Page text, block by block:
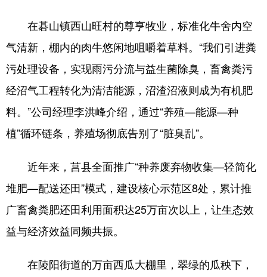
在碁山镇西山旺村的尊亨牧业，标准化牛舍内空
气清新，棚内的肉牛悠闲地咀嚼着草料。“我们引进粪
污处理设备，实现雨污分流与益生菌除臭，畜禽粪污
经沼气工程转化为清洁能源，沼渣沼液则成为有机肥
料。”公司经理李洪峰介绍，通过“养殖—能源—种
植”循环链条，养殖场彻底告别了“脏臭乱”。
近年来，莒县全面推广“种养废弃物收集—轻简化
堆肥—配送还田”模式，建设核心示范区8处，累计推
广畜禽粪肥还田利用面积达25万亩次以上，让生态效
益与经济效益同频共振。
在陵阳街道的万亩西瓜大棚里，翠绿的瓜秧下，